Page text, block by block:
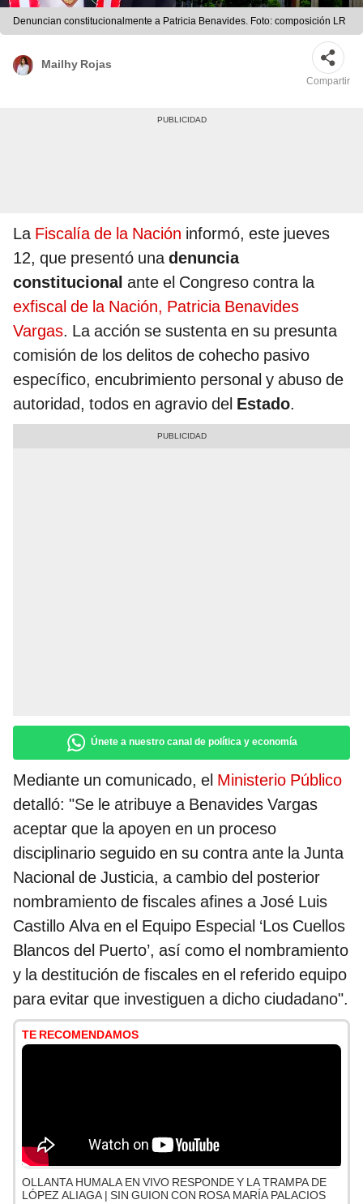
Denuncian constitucionalmente a Patricia Benavides. Foto: composición LR
Mailhy Rojas
Compartir
La Fiscalía de la Nación informó, este jueves
12, que presentó unadenuncia
constitucional ante el Congreso contra la
exfiscal de la Nación, Patricia Benavides
Vargas. La acción se sustenta en su presunta
comisión de los delitos de cohecho pasivo
específico, encubrimiento personal y abuso de
autoridad, todos en agravio del Estado.
Únete a nuestro canal de política y economía
Mediante un comunicado, el Ministerio Público
detalló: "Se le atribuye a Benavides Vargas
aceptar que la apoyen en un proceso
disciplinario seguido en su contra ante la Junta
Nacional de Justicia, a cambio del posterior
nombramiento de fiscales afines a José Luis
Castillo Alva en el Equipo Especial ‘Los Cuellos
Blancos del Puerto’, así como el nombramiento
y la destitución de fiscales en el referido equipo
para evitar que investiguen a dicho ciudadano".
TE RECOMENDAMOS
OLLANTA HUMALA EN VIVO RESPONDE Y LA TRAMPA DE
LÓPEZ ALIAGA | SIN GUION CON ROSA MARÍA PALACIOS